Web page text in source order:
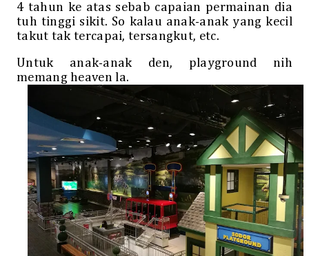
4 tahun ke atas sebab capaian permainan dia
tuh tinggi sikit. So kalau anak-anak yang kecil
takut tak tercapai, tersangkut, etc.
Untuk anak-anak den, playground nih
memang heaven la.